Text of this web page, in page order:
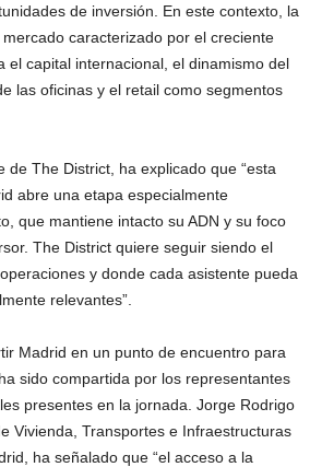
de inversión. En este contexto, la
caracterizado por el creciente
el capital internacional, el dinamismo del
las oficinas y el retail como segmentos
de The District, ha explicado que “esta
abre una etapa especialmente
que mantiene intacto su ADN y su foco
The District quiere seguir siendo el
y donde cada asistente pueda
relevantes”.
Madrid en un punto de encuentro para
sido compartida por los representantes
presentes en la jornada. Jorge Rodrigo
Vivienda, Transportes e Infraestructuras
ha señalado que “el acceso a la